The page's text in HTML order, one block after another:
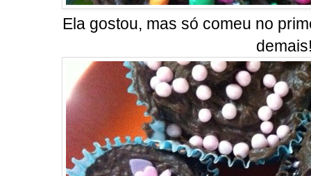
Ela gostou, mas só comeu no